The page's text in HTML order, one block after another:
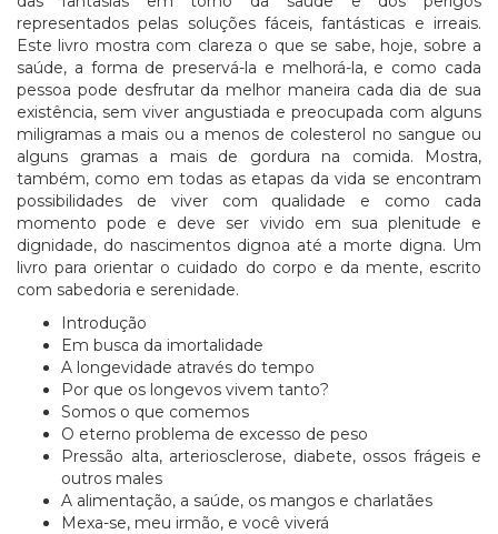
representados pelas soluções fáceis, fantásticas e irreais.
Este livro mostra com clareza o que se sabe, hoje, sobre a
saúde, a forma de preservá-la e melhorá-la, e como cada
pessoa pode desfrutar da melhor maneira cada dia de sua
existência, sem viver angustiada e preocupada com alguns
miligramas a mais ou a menos de colesterol no sangue ou
alguns gramas a mais de gordura na comida. Mostra,
também, como em todas as etapas da vida se encontram
possibilidades de viver com qualidade e como cada
momento pode e deve ser vivido em sua plenitude e
dignidade, do nascimentos dignoa até a morte digna. Um
livro para orientar o cuidado do corpo e da mente, escrito
com sabedoria e serenidade.
Introdução
Em busca da imortalidade
A longevidade através do tempo
Por que os longevos vivem tanto?
Somos o que comemos
O eterno problema de excesso de peso
Pressão alta, arteriosclerose, diabete, ossos frágeis e
outros males
A alimentação, a saúde, os mangos e charlatães
Mexa-se, meu irmão, e você viverá